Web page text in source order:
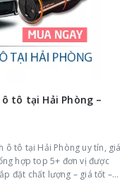
tô tại Hải Phòng –
ô tô tại Hải Phòng uy tín, giá
hợp top 5+ đơn vị được
đặt chất lượng – giá tốt –